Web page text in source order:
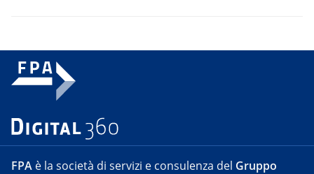
FPA è la società di servizi e consulenza del Gruppo